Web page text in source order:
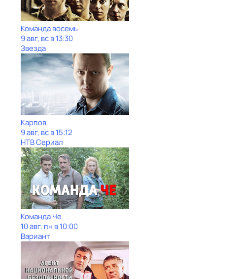
Команда восемь
9 авг, вс в 13:30
Звезда
Карпов
9 авг, вс в 15:12
НТВ Сериал
Команда Че
10 авг, пн в 10:00
Вариант